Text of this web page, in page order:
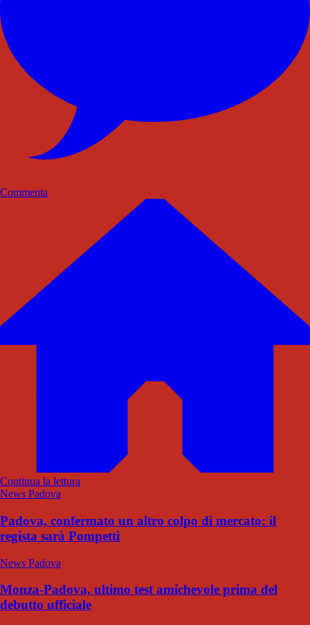
Commenta
Continua la lettura
News Padova
Padova, confermato un altro colpo di mercato: il
regista sarà Pompetti
News Padova
Monza-Padova, ultimo test amichevole prima del
debutto ufficiale